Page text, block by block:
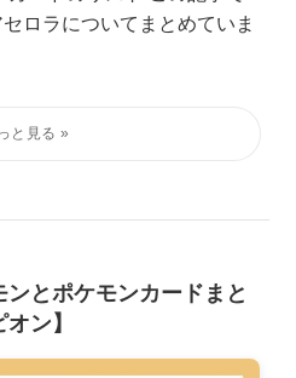
ロラについてまとめていま
とポケモンカードまと
ン】